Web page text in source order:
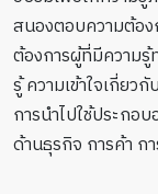
สนองตอบความต้อง
ต้องการผู้ที่มีความรู้
รู้ ความเข้าใจเกี่ย
การนำไปใช้ประกอ
ด้านธุรกิจ การค้า ก